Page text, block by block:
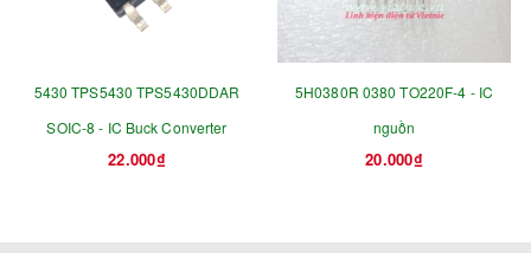
5430 TPS5430 TPS5430DDAR
SOIC-8 - IC Buck Converter
22.000₫
5H0380R 0380 TO220F-4 - IC
nguồn
20.000₫